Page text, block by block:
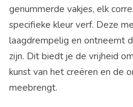
genummerde vakjes, elk
specifieke kleur verf. Deze
laagdrempelig en ontneemt
zijn. Dit biedt je de vrijheid
kunst van het creëren en de
meebrengt.